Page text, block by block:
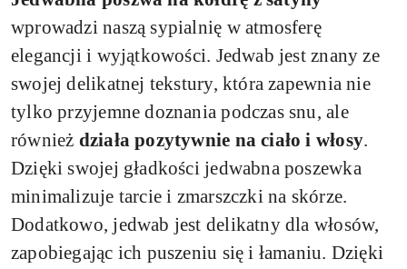
wprowadzi naszą sypialnię w atmosferę
elegancji i wyjątkowości. Jedwab jest znany ze
swojej delikatnej tekstury, która zapewnia nie
tylko przyjemne doznania podczas snu, ale
również działa pozytywnie na ciało i włosy.
Dzięki swojej gładkości jedwabna poszewka
minimalizuje tarcie i zmarszczki na skórze.
Dodatkowo, jedwab jest delikatny dla włosów,
zapobiegając ich puszeniu się i łamaniu. Dzięki